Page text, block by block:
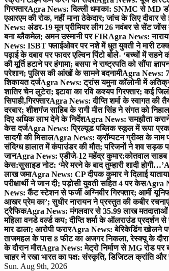
गिरफ्तारAgra News: दिल्ली धमाका: SNMC से MD
एआरएम की रोक, नहीं माना ठेकेदार; जांच के लिए दीवार से
News: अंडर-19 मून प्रीमियर लीग 26 नवंबर से सेंट जोंस
बना ब्लैकमेल; अमन उस्मानी पर FIRAgra News:
News: ISBT फ्लाईओवर पर नशे में धुत युवती ने मारी
पढ़ाई के दबाव पर फादर एल्विन पिंटो बोले- ‘बच्चों में सहने
की मूर्ति हटाने पर हंगामा; बसपा ने राष्ट्रपति को सौंपा
परेशान; पुलिस की आंखों के सामने बदनामीAgra News:
शिकायत दर्जAgra News: ट्रांस यमुना कॉलोनी में
शातिर चेन लुटेरा; इटावा का रवि कश्यप गिरफ्तार; कई
सिपाही,गिरफ्तारAgra News: दीप्ति शर्मा के स्वागत की
दरबार; शीशगंज साहिब के रागी मीत सिंह ने संगत को
दिए अधिक लाभ देने के निर्देशAgra News: समझौता
केस दर्जAgra News: प्रिल्यूड पब्लिक स्कूल में रूपा
सादगी की मिसालAgra News: क्रॉम्पटन ग्रीव्स के नाम
संदिग्ध हालात में कंपाउंडर की मौत; परिजनों ने शव सड़क
जानAgra News: एडीजे-12 महेंद्र कुमार:कोतवाल साहब
केस:सुसाइड नोट: ‘मेरे मरने के बाद तुम्हारी शादी होगी…’
लाख जमाAgra News: CP दीपक कुमार ने दिलाई
परीक्षार्थी ने जान दी; पड़ोसी युवती सहित 4 पर केसAgra
News: कैंट स्टेशन से फर्जी अग्निवीर गिरफ्तार; आर्मी
आखर प्रेम का’; सुधीर नारायन ने प्रस्तुत की कबीर रचनाएं
ट्रैफिकAgra News: मंगलवार से 35.99 लाख
महिला वनडे वर्ल्ड कप; दीप्ति शर्मा के ऑलराउंड प्रदर्शन से
मार डाला; आरोपी फरारAgra News: बेरिकेडिंग खोलने
ताजमहल के पास 8 फीट का अजगर निकला, रेस्क्यू के
के दौरान मौतAgra News: मेट्रो निर्माण से MG रोड
चाहर ने रखा भारत का पक्ष: संस्कृति, डिजिटल क्रांति और
Sun. Aug 9th, 2026